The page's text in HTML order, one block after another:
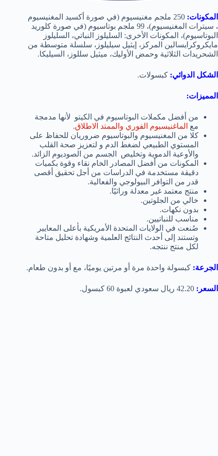
المكونات:
250 ملجم مغنيسيوم (في صورة أكسيد المغنيسيوم
، سيترات المغنيسيوم)، 99 ملجم بوتاسيوم (في صورة كلوريد
البوتاسيوم)، المكونات الأخرى: السليلوز النباتي، السليلوز
مايكروكرايسالين المركز، إيثيل سيليلوز، سلسلة متوسطة من
الشحريدات الثلاثية وحمض الأوليك، ميثيل سللوز، السيليكا.
الشكل الدوائي: كبسولات.
المميزات:
من أفضل مكملات البوتاسيوم في الكيتو لأنها مدمجة
مع الماغنيسيوم الفوري والممتد الاطلاق.
كلا من المغنيسيوم والبوتاسيوم ضروريان للحفاظ على
المستوي الطبيعي لضغط الدم و لتعزيز صحة القلب
والأوعية الدموية وتخليص الجسم من الصوديوم الزائد.
المكونات من أفضل المصادر الخام نقاء وقوة بكميات
دقيقة مستخدمة في الدراسات من أجل تحقيق أقصى
قدر من التوافر البيولوجي والفعالية.
منتج معتمد غير معدلة وراثيًا.
خالي من الجلوتين.
بدون نكهات.
مناسب للنباتيين.
صُنعت في الولايات المتحدة الأمريكية بأعلى المعايير
وتستند إلى أحدث النتائج العلمية وشهادة تحليل متاحة
لكل منتج ننتجه.
الجرعة: كبسولة واحدة مرة أو مرتين يوميًا، مع أو بدون طعام.
السعر: 42.20 ريال سعودي لعبوة 60 كبسول.